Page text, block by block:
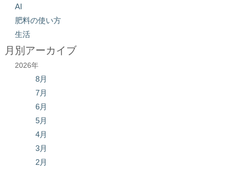
AI
肥料の使い方
生活
月別アーカイブ
2026年
8月
7月
6月
5月
4月
3月
2月